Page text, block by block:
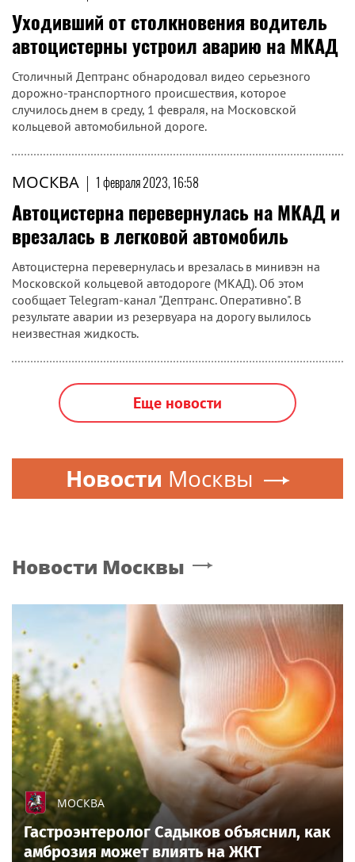
Уходивший от столкновения водитель
автоцистерны устроил аварию на МКАД
Столичный Дептранс обнародовал видео серьезного
дорожно-транспортного происшествия, которое
случилось днем в среду, 1 февраля, на Московской
кольцевой автомобильной дороге.
МОСКВА | 1 февраля 2023, 16:58
Автоцистерна перевернулась на МКАД и
врезалась в легковой автомобиль
Автоцистерна перевернулась и врезалась в минивэн на
Московской кольцевой автодороге (МКАД). Об этом
сообщает Telegram-канал "Дептранс. Оперативно". В
результате аварии из резервуара на дорогу вылилось
неизвестная жидкость.
Еще новости
Новости Москвы
Новости Москвы
МОСКВА
Гастроэнтеролог Садыков объяснил, как
амброзия может влиять на ЖКТ